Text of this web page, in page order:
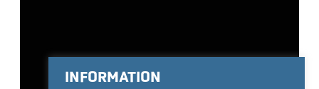
INFORMATION